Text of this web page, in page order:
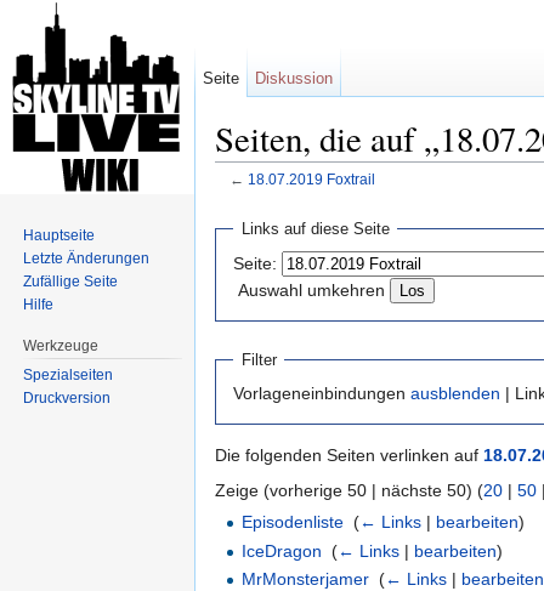
Seiten, die auf
← 18.07.2019 Foxtrail
Links auf diese Seite
Seite:
Auswahl umkehren
Filter
Vorlageneinbindungen ausblenden |
Die folgenden Seiten verlinken auf
Zeige (vorherige 50 | nächste 50) (20 | 50
Episodenliste ‎(← Links | bearbeiten)
IceDragon ‎(← Links | bearbeiten)
MrMonsterjamer ‎(← Links | bearbeiten
Seite Diskussion
Hauptseite
Letzte Änderungen
Zufällige Seite
Hilfe
Werkzeuge
Spezialseiten
Druckversion